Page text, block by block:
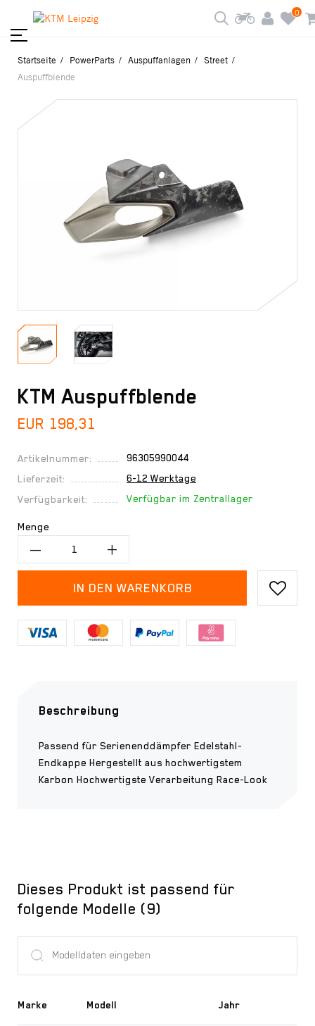
0
Startseite PowerParts Auspuffanlagen
Street
Auspuffblende
KTM Auspuffblende
EUR 198,31
Artikelnummer:
96305990044
Lieferzeit:
6-12 Werktage
Verfügbarkeit:
Verfügbar im Zentrallager
Menge
IN DEN WARENKORB
Beschreibung
Passend für Serienenddämpfer Edelstahl-
Endkappe Hergestellt aus hochwertigstem
Karbon Hochwertigste Verarbeitung Race-Look
Dieses Produkt ist passend für
folgende Modelle (9)
Marke Modell Jahr